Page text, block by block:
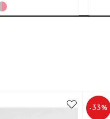
-33%